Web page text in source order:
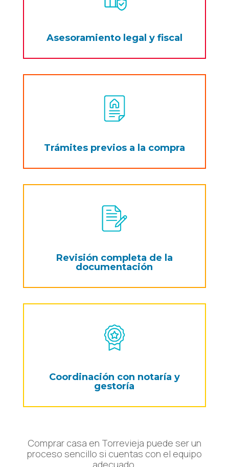
Asesoramiento legal y fiscal
Trámites previos a la compra
Revisión completa de la
documentación
Coordinación con notaría y
gestoría
Comprar casa en Torrevieja puede ser un
proceso sencillo si cuentas con el equipo
adecuado.